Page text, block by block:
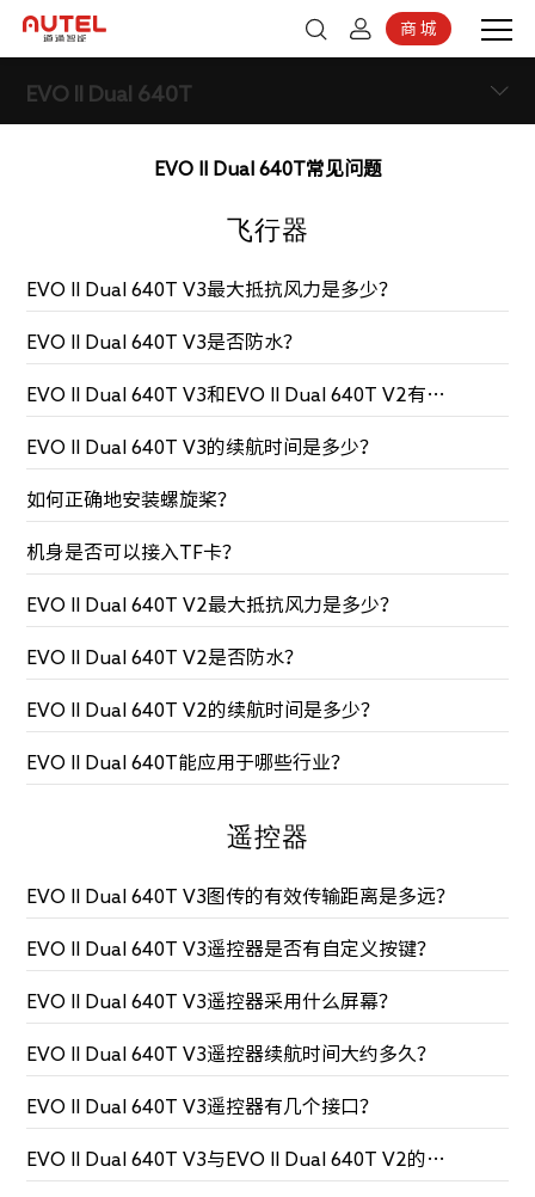
商 城
EVO II Dual 640T
EVO II Dual 640T常见问题
飞行器
EVO II Dual 640T V3最大抵抗风力是多少？
EVO II Dual 640T V3是否防水？
EVO II Dual 640T V3和EVO II Dual 640T V2有什么区别？
EVO II Dual 640T V3的续航时间是多少？
如何正确地安装螺旋桨？
机身是否可以接入TF卡？
EVO II Dual 640T V2最大抵抗风力是多少？
EVO II Dual 640T V2是否防水？
EVO II Dual 640T V2的续航时间是多少？
EVO II Dual 640T能应用于哪些行业？
遥控器
EVO II Dual 640T V3图传的有效传输距离是多远？
EVO II Dual 640T V3遥控器是否有自定义按键？
EVO II Dual 640T V3遥控器采用什么屏幕？
EVO II Dual 640T V3遥控器续航时间大约多久？
EVO II Dual 640T V3遥控器有几个接口？
EVO II Dual 640T V3与EVO II Dual 640T V2的遥控器是否可以通用?